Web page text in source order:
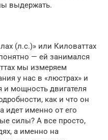
выдержать.
(л.с.)» или Киловаттах
понятно — ей занимался
мы измеряем
у нас в «люстрах» и
и мощность двигателя
как и что он
идет именно от его
силы? А все просто,
а именно на